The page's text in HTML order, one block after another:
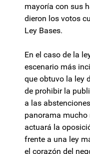
mayoría con sus
dieron los votos
Ley Bases.
En el caso de la
escenario más
que obtuvo la ley
de prohibir la
a las
panorama
actuará la
frente a una ley
el corazón del